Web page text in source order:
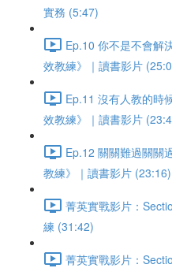
實務 (5:47)
Ep.10 你不是不會解
效教練》｜讀書影片
Ep.11 沒有人教的時
效教練》｜讀書影片
Ep.12 關關難過關關
教練》｜讀書影片 (23:16)
菁英實戰影片：
練 (31:42)
菁英實戰影片：